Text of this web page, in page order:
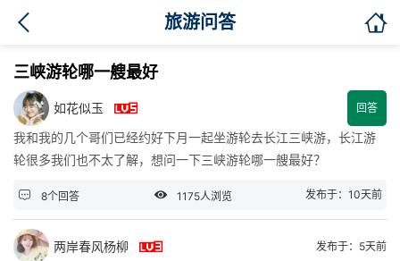
旅游问答 
三峡游轮哪一艘最好
如花似玉  回答
我和我的几个哥们已经约好下月一起坐游轮去长江三峡游，长江游
轮很多我们也不太了解，想问一下三峡游轮哪一艘最好？
 8个回答  1175人浏览 发布于：10天前
两岸春风杨柳  发布于：5天前